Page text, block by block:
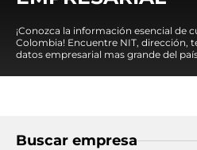
¡Conozca la información esencial de
Colombia! Encuentre NIT, dirección,
datos empresarial mas grande del
Buscar empresa